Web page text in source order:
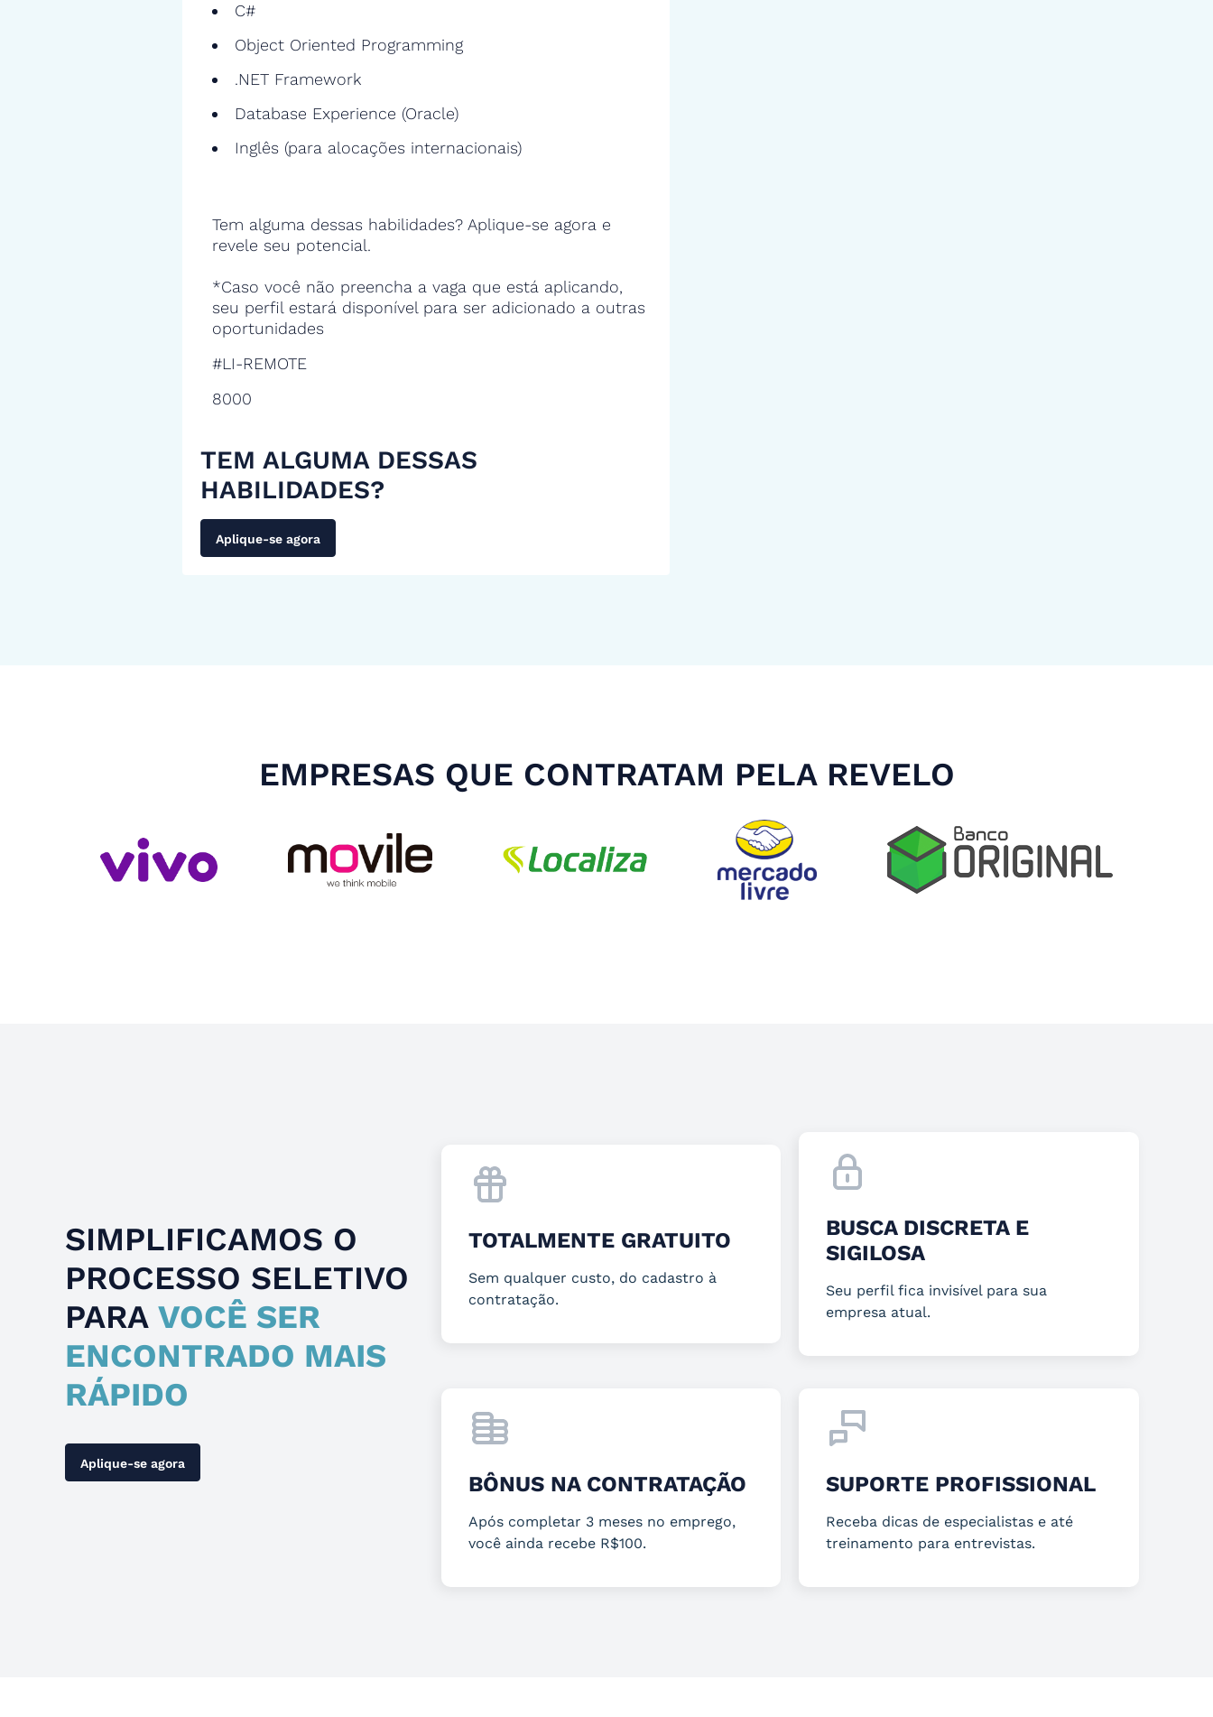
C#
Object Oriented Programming
.NET Framework
Database Experience (Oracle)
Inglês (para alocações internacionais)
Tem alguma dessas habilidades? Aplique-se agora e
revele seu potencial.
*Caso você não preencha a vaga que está aplicando,
seu perfil estará disponível para ser adicionado a outras
oportunidades
#LI-REMOTE
8000
TEM ALGUMA DESSAS
HABILIDADES?
Aplique-se agora
EMPRESAS QUE CONTRATAM PELA REVELO
SIMPLIFICAMOS O
PROCESSO SELETIVO
PARA VOCÊ SER
ENCONTRADO MAIS
RÁPIDO
Aplique-se agora
TOTALMENTE GRATUITO
Sem qualquer custo, do cadastro à
contratação.
BUSCA DISCRETA E
SIGILOSA
Seu perfil fica invisível para sua
empresa atual.
BÔNUS NA CONTRATAÇÃO
Após completar 3 meses no emprego,
você ainda recebe R$100.
SUPORTE PROFISSIONAL
Receba dicas de especialistas e até
treinamento para entrevistas.